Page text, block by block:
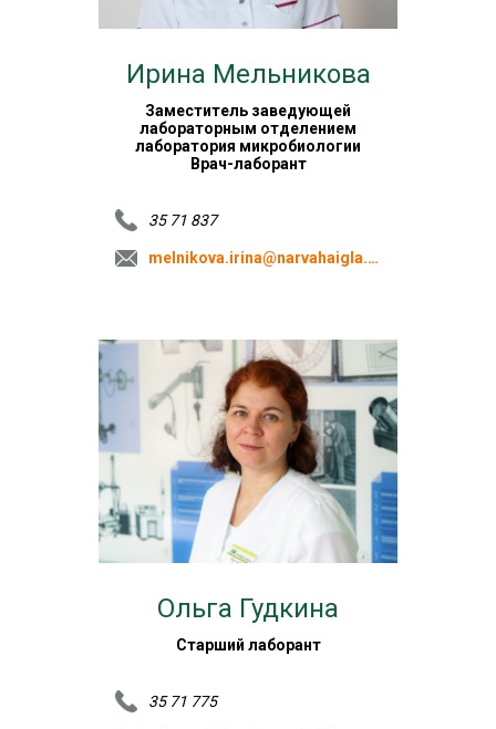
Ирина Мельникова
Заместитель заведующей
лабораторным отделением
лаборатория микробиологии
Врач-лаборант
35 71 837
melnikova.irina@narvahaigla.ee
Ольга Гудкина
Старший лаборант
35 71 775